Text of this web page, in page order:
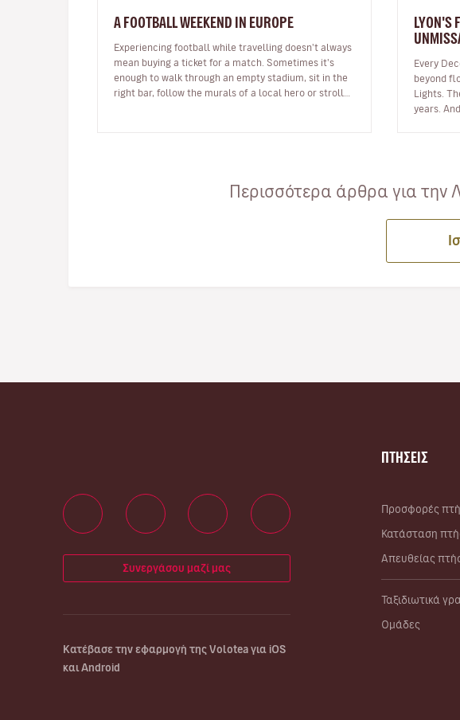
A FOOTBALL WEEKEND IN EUROPE
Experiencing football while travelling doesn't always
mean buying a ticket for a match. Sometimes it's
enough to walk through an empty stadium, sit in the
right bar, follow the murals of a local hero or stroll
LYON'S
Every
beyond
Lights.
years.
Περισσότερα άρθρα για την
ΠΤΗΣΕΙΣ
Προσφορές
Κατάσταση
Απευθείας
Ταξιδιωτικά
Ομάδες
Συνεργάσου μαζί μας
Κατέβασε την εφαρμογή της Volotea για iOS
και Android